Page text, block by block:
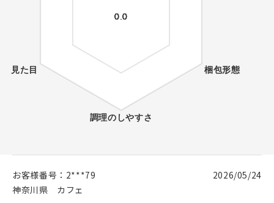
お客様番号： 2***79
神奈川県
カフェ
2026/05/24